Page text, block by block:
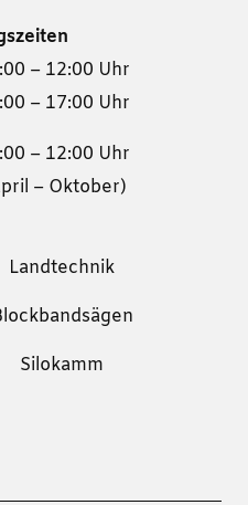
– 12:00 Uhr
– 17:00 Uhr
– 12:00 Uhr
– Oktober)
Landtechnik
Silokamm